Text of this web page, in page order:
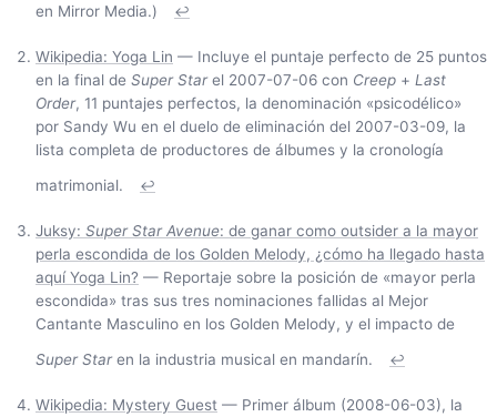
en Mirror Media.) ↩
Wikipedia: Yoga Lin — Incluye el puntaje perfecto de 25 puntos
en la final de Super Starel 2007-07-06 con Creep + Last
Order, 11 puntajes perfectos, la denominación «psicodélico»
por Sandy Wu en el duelo de eliminación del 2007-03-09, la
lista completa de productores de álbumes y la cronología
matrimonial.
↩
Juksy: Super Star Avenue: de ganar como outsider a la mayor
perla escondida de los Golden Melody, ¿cómo ha llegado hasta
aquí Yoga Lin? — Reportaje sobre la posición de «mayor perla
escondida» tras sus tres nominaciones fallidas al Mejor
Cantante Masculino en los Golden Melody, y el impacto de
Super Staren la industria musical en mandarín. ↩
Wikipedia: Mystery Guest — Primer álbum (2008-06-03), la